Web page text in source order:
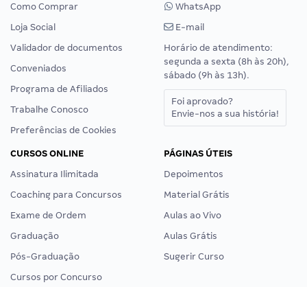
Como Comprar
Loja Social
Validador de documentos
Conveniados
Programa de Afiliados
Trabalhe Conosco
Preferências de Cookies
WhatsApp
E-mail
Horário de atendimento:
segunda a sexta (8h às 20h),
sábado (9h às 13h).
Foi aprovado?
Envie-nos a sua história!
CURSOS ONLINE
Assinatura Ilimitada
Coaching para Concursos
Exame de Ordem
Graduação
Pós-Graduação
Cursos por Concurso
PÁGINAS ÚTEIS
Depoimentos
Material Grátis
Aulas ao Vivo
Aulas Grátis
Sugerir Curso